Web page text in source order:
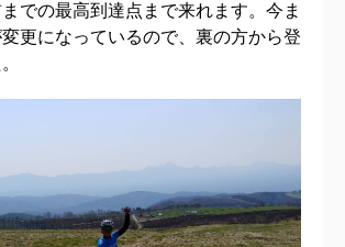
での最高到達点まで来れます。今ま
更になっているので、裏の方から登